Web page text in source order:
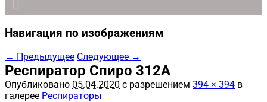
Навигация по изображениям
← Предыдущее Следующее →
Респиратор Спиро 312А
Опубликовано 05.04.2020 с разрешением 394 × 394 в
галерее Респираторы